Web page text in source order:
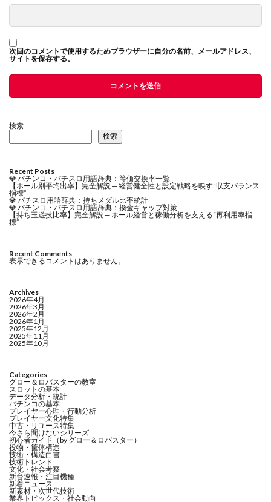
次回のコメントで使用するためブラウザーに自分の名前、メールアドレス、
サイトを保存する。
検索
検索
Recent Posts
💎 パチンコ・パチスロ用語辞典：等価交換率一覧
【ホール別平均出率】完全解説 ─ 経営健全性と設定戦略を映す“収支バランス
指標”
💎 パチスロ用語辞典：持ちメダル比率統計
💎 パチンコ・パチスロ用語辞典：換金ギャップ対策
【持ち玉遊技比率】完全解説 ─ ホール経営と稼働分析を支える“再利用率指
標”
Recent Comments
表示できるコメントはありません。
Archives
2026年4月
2026年3月
2026年2月
2026年1月
2025年12月
2025年11月
2025年10月
Categories
グロー＆ロバスターの教室
スロットの基本
データ分析・統計
パチンコの基本
プレイヤー心理・行動分析
プレイヤー文化特集
中古・リユース特集
今さら聞けないシリーズ
初心者ガイド（by グロー＆ロバスター）
役物・筐体構造
技術・構造白書
技術トレンド
文化・社会考察
新台速報・注目機種
新着ニュース
新素材・次世代技術
業界トピックス・社会動向